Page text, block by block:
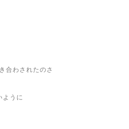
合わされたのさ
ように